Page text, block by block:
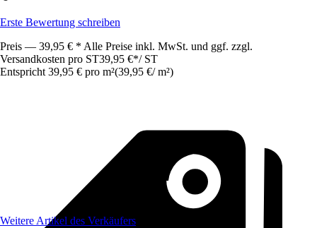
Erste Bewertung schreiben
Preis — 39,95 € * Alle Preise inkl. MwSt. und ggf. zzgl.
Versandkosten pro ST39,95 €*/ ST
Entspricht 39,95 € pro m²(39,95 €/ m²)
Weitere Artikel des Verkäufers